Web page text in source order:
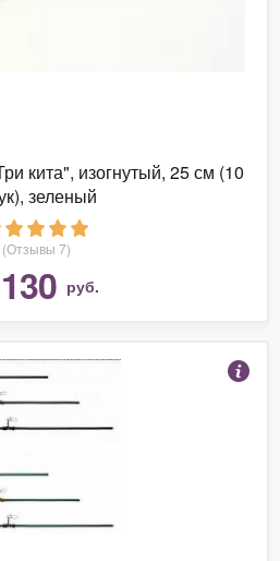
кита", изогнутый, 25 см (10
зеленый
(Отзывы 7)
130 руб.